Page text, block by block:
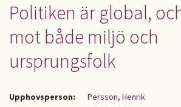
Politiken är global,
mot både miljö och
ursprungsfolk
Upphovsperson:
Persson, Henrik